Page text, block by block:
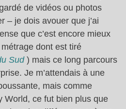
de vidéos ou photos
– je dois avouer que j’ai
que c’est encore mieux
dont est tiré
Sud) mais ce long parcours
Je m’attendais à une
mais comme
World, ce fut bien plus que